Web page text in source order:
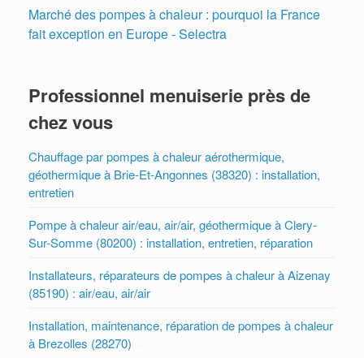
Marché des pompes à chaleur : pourquoi la France
fait exception en Europe - Selectra
Professionnel menuiserie près de
chez vous
Chauffage par pompes à chaleur aérothermique,
géothermique à Brie-Et-Angonnes (38320) : installation,
entretien
Pompe à chaleur air/eau, air/air, géothermique à Clery-
Sur-Somme (80200) : installation, entretien, réparation
Installateurs, réparateurs de pompes à chaleur à Aizenay
(85190) : air/eau, air/air
Installation, maintenance, réparation de pompes à chaleur
à Brezolles (28270)